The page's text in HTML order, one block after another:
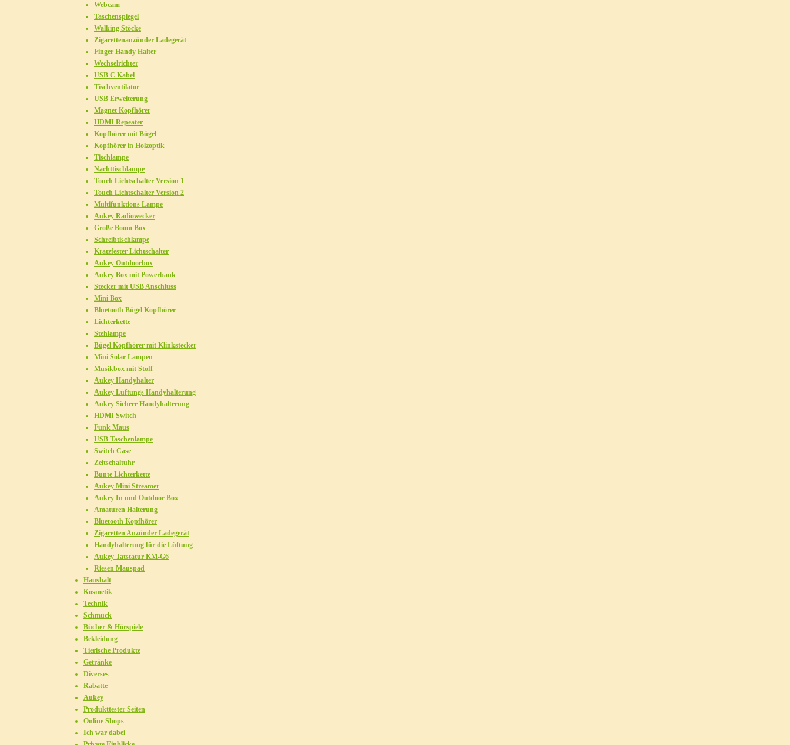
Webcam
Taschenspiegel
Walking Stöcke
Zigarettenanzünder Ladegerät
Finger Handy Halter
Wechselrichter
USB C Kabel
Tischventilator
USB Erweiterung
Magnet Kopfhörer
HDMI Repeater
Kopfhörer mit Bügel
Kopfhörer in Holzoptik
Tischlampe
Nachttischlampe
Touch Lichtschalter Version 1
Touch Lichtschalter Version 2
Multifunktions Lampe
Aukey Radiowecker
Große Boom Box
Schreibtischlampe
Kratzfester Lichtschalter
Aukey Outdoorbox
Aukey Box mit Powerbank
Stecker mit USB Anschluss
Mini Box
Bluetooth Bügel Kopfhörer
Lichterkette
Stehlampe
Bügel Kopfhörer mit Klinkstecker
Mini Solar Lampen
Musikbox mit Stoff
Aukey Handyhalter
Aukey Lüftungs Handyhalterung
Aukey Sichere Handyhalterung
HDMI Switch
Funk Maus
USB Taschenlampe
Switch Case
Zeitschaltuhr
Bunte Lichterkette
Aukey Mini Streamer
Aukey In und Outdoor Box
Amaturen Halterung
Bluetooth Kopfhörer
Zigaretten Anzünder Ladegerät
Handyhalterung für die Lüftung
Aukey Tatstatur KM-G6
Riesen Mauspad
Haushalt
Kosmetik
Technik
Schmuck
Bücher & Hörspiele
Bekleidung
Tierische Produkte
Getränke
Diverses
Rabatte
Aukey
Produkttester Seiten
Online Shops
Ich war dabei